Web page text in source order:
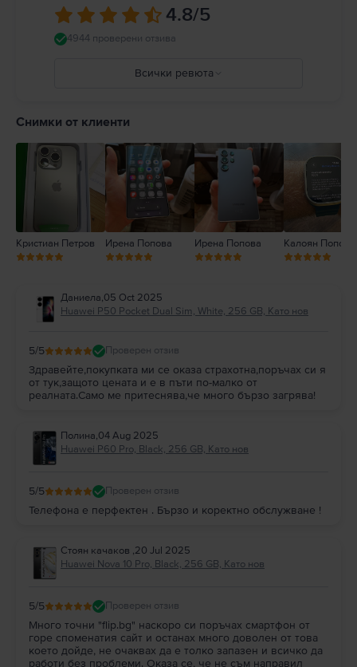
4.8/5
4944 проверени отзива
Всички ревюта
Снимки от клиенти
Кристиан Петров Ирена Попова Ирена Попова Калоян Попов
Даниела,05 Oct 2025
Huawei P50 Pocket Dual Sim, White, 256 GB, Като нов
5/5 Проверен отзив
Здравейте,покупката ми се оказа страхотна,поръчах си я
от тук,защото цената и е в пъти по-малко от
реалната.Само ме притеснява,че много бързо загрява!
Полина,04 Aug 2025
Huawei P60 Pro, Black, 256 GB, Като нов
5/5 Проверен отзив
Телефона е перфектен . Бързо и коректно обслужване !
Стоян качаков ,20 Jul 2025
Huawei Nova 10 Pro, Black, 256 GB, Като нов
5/5 Проверен отзив
Много точни "flip.bg" наскоро си поръчах смартфон от
горе споменатия сайт и останах много доволен от това
което дойде, не очаквах да е толко запазен и всичко да
работи без проблеми. Оказа се, че не съм направил